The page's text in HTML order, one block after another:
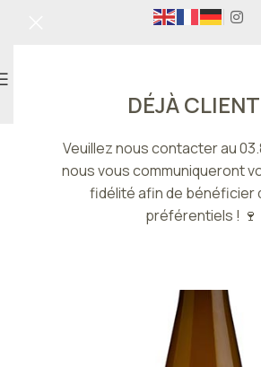
DÉJÀ
Veuillez nous contacter au
nous vous communiqueront
fidélité afin de bénéficier
préférentiels ! 🍷